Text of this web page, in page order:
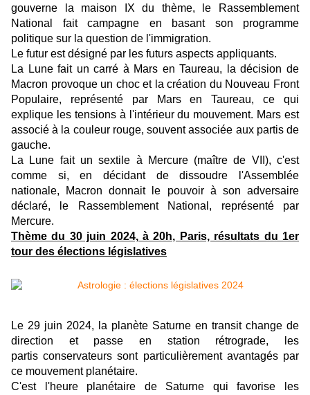
gouverne la maison IX du thème, le Rassemblement
National fait campagne en basant son programme
politique sur la question de l'immigration.
Le futur est désigné par les futurs aspects appliquants.
La Lune fait un carré à Mars en Taureau, la décision de
Macron provoque un choc et la création du Nouveau Front
Populaire, représenté par Mars en Taureau, ce qui
explique les tensions à l'intérieur du mouvement. Mars est
associé à la couleur rouge, souvent associée aux partis de
gauche.
La Lune fait un sextile à Mercure (maître de VII), c'est
comme si, en décidant de dissoudre l'Assemblée
nationale, Macron donnait le pouvoir à son adversaire
déclaré, le Rassemblement National, représenté par
Mercure.
Thème du 30 juin 2024, à 20h, Paris, résultats du 1er
tour des élections législatives
Le 29 juin 2024, la planète Saturne en transit change de
direction et passe en station rétrograde, les
partis conservateurs sont particulièrement avantagés par
ce mouvement planétaire.
C'est l'heure planétaire de Saturne qui favorise les